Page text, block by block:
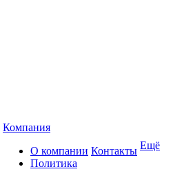
Компания
О компании
Политика
Контакты Ещё